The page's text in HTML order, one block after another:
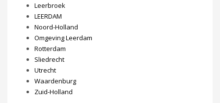
Leerbroek
LEERDAM
Noord-Holland
Omgeving Leerdam
Rotterdam
Sliedrecht
Utrecht
Waardenburg
Zuid-Holland